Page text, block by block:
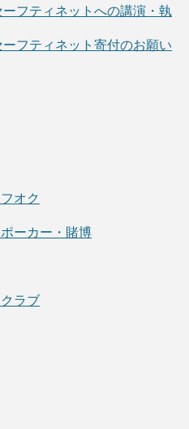
フティネットへの講演・執
フティネット寄付のお願い
オク
ーカー・賭博
ラブ